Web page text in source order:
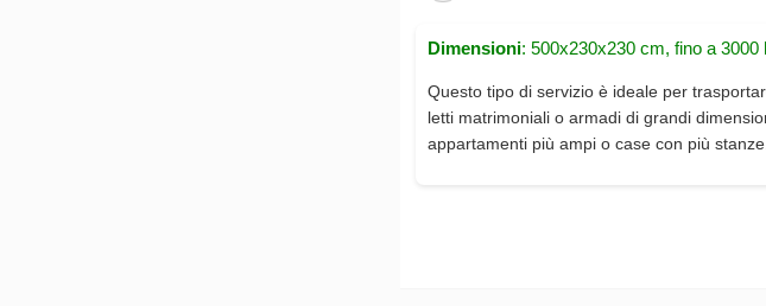
Dimensioni: 500x230x230 cm, fino a 3000
Questo tipo di servizio è ideale per
letti matrimoniali o armadi di grandi
appartamenti più ampi o case con più